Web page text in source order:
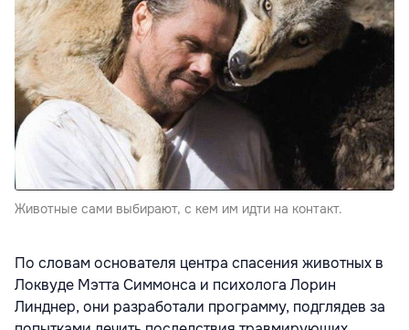
Животные сами выбирают, с кем им идти на контакт.
По словам основателя центра спасения животных в
Локвуде Мэтта Симмонса и психолога Лорин
Линднер, они разработали программу, подглядев за